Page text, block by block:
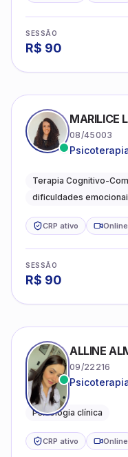
SESSÃO
R$ 90
MARILICE
08/45003
Terapia Cognitivo-
dificuldades
CRP ativo Online
SESSÃO
R$ 90
ALLINE
09/22216
Psicologia clínica
CRP ativo Online